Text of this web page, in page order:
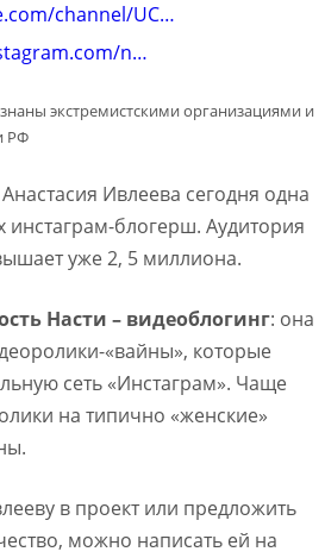
channel/UC…
n…
экстремистскими организациями и
РФ
Ивлеева сегодня одна
блогерш. Аудитория
уже 2, 5 миллиона.
Насти – видеоблогинг: она
«вайны», которые
сеть «Инстаграм». Чаще
на типично «женские»
в проект или предложить
можно написать ей на